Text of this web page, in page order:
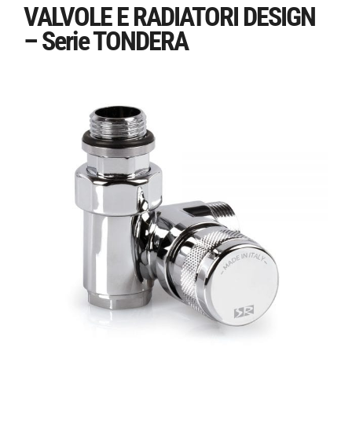
VALVOLE E RADIATORI DESIGN
– Serie TONDERA